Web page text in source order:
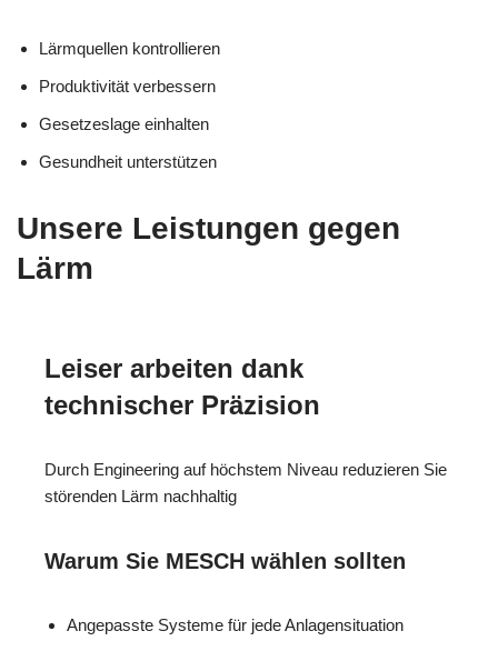
Lärmquellen kontrollieren
Produktivität verbessern
Gesetzeslage einhalten
Gesundheit unterstützen
Unsere Leistungen gegen
Lärm
Leiser arbeiten dank
technischer Präzision
Durch Engineering auf höchstem Niveau reduzieren Sie
störenden Lärm nachhaltig
Warum Sie MESCH wählen sollten
Angepasste Systeme für jede Anlagensituation